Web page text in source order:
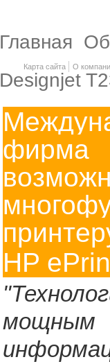
Карта сайта О
Главная
Designjet
фирма
HP